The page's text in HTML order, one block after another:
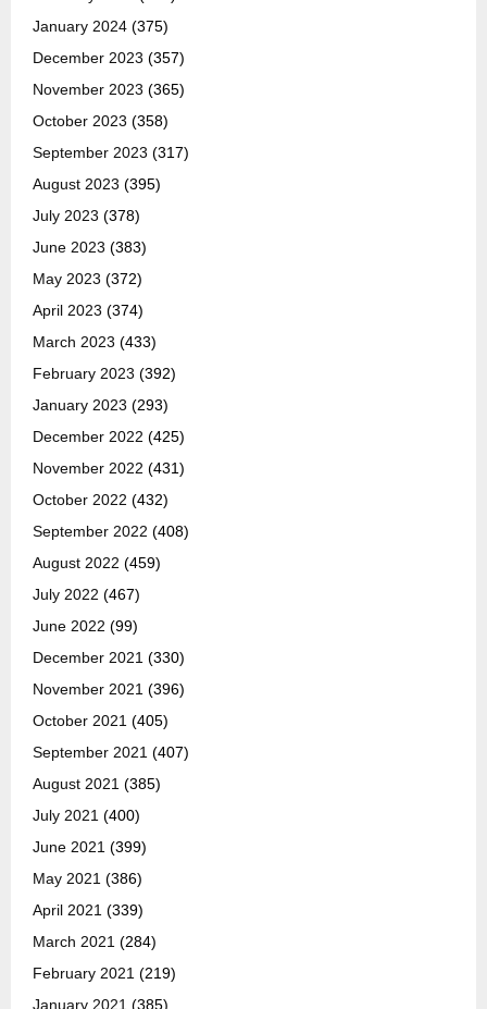
January 2024 (375)
December 2023 (357)
November 2023 (365)
October 2023 (358)
September 2023 (317)
August 2023 (395)
July 2023 (378)
June 2023 (383)
May 2023 (372)
April 2023 (374)
March 2023 (433)
February 2023 (392)
January 2023 (293)
December 2022 (425)
November 2022 (431)
October 2022 (432)
September 2022 (408)
August 2022 (459)
July 2022 (467)
June 2022 (99)
December 2021 (330)
November 2021 (396)
October 2021 (405)
September 2021 (407)
August 2021 (385)
July 2021 (400)
June 2021 (399)
May 2021 (386)
April 2021 (339)
March 2021 (284)
February 2021 (219)
January 2021 (385)